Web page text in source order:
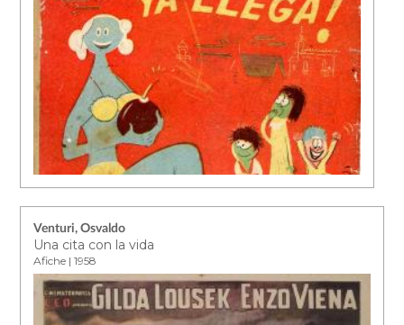
Venturi, Osvaldo
Una cita con la vida
Afiche | 1958